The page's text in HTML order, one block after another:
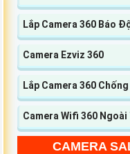
Lắp Camera 360 Báo
Camera Ezviz 360
Lắp Camera 360
Camera Wifi 360
CAMERA